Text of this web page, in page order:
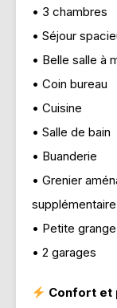
• 3 chambres
• Séjour
• Belle salle à
• Coin bureau
• Cuisine
• Salle de bain
• Buanderie
• Grenier
supplémentaire
• Petite
• 2 garages
Confort et